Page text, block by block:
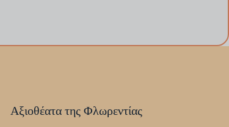
Αξιοθέατα της Φλωρεντίας